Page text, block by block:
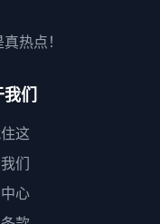
热点！
们
这
们
心